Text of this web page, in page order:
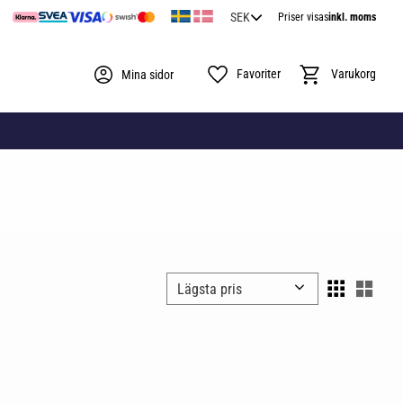
Priser visasinkl. moms
Mina sidor Favoriter Kundvagn
Välj sortering
i favoriter